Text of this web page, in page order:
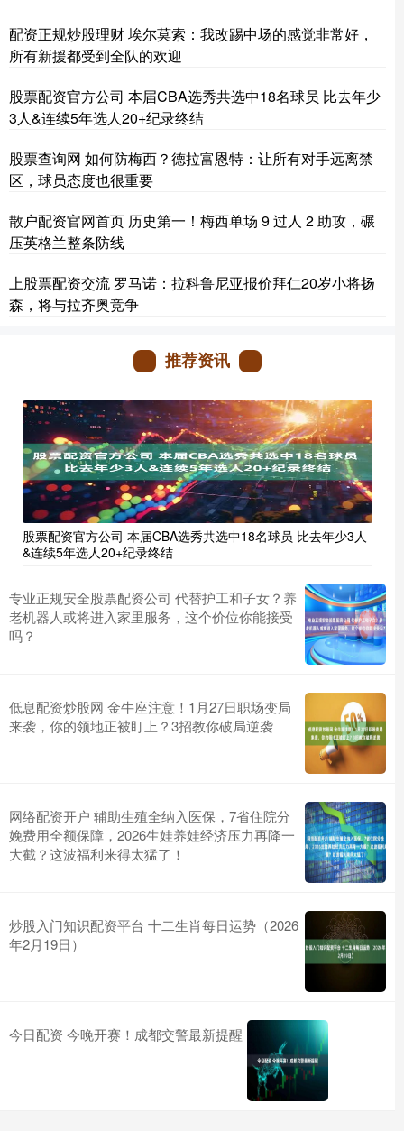
配资正规炒股理财 埃尔莫索：我改踢中场的感觉非常好，
所有新援都受到全队的欢迎
股票配资官方公司 本届CBA选秀共选中18名球员 比去年少
3人&连续5年选人20+纪录终结
股票查询网 如何防梅西？德拉富恩特：让所有对手远离禁
区，球员态度也很重要
散户配资官网首页 历史第一！梅西单场 9 过人 2 助攻，碾
压英格兰整条防线
上股票配资交流 罗马诺：拉科鲁尼亚报价拜仁20岁小将扬
森，将与拉齐奥竞争
推荐资讯
股票配资官方公司 本届CBA选秀共选中18名球员 比去年少3人
&连续5年选人20+纪录终结
专业正规安全股票配资公司 代替护工和子女？养
老机器人或将进入家里服务，这个价位你能接受
吗？
低息配资炒股网 金牛座注意！1月27日职场变局
来袭，你的领地正被盯上？3招教你破局逆袭
网络配资开户 辅助生殖全纳入医保，7省住院分
娩费用全额保障，2026生娃养娃经济压力再降一
大截？这波福利来得太猛了！
炒股入门知识配资平台 十二生肖每日运势（2026
年2月19日）
今日配资 今晚开赛！成都交警最新提醒